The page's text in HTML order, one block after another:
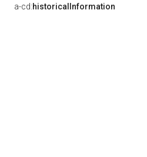
a-cd:historicalInformation